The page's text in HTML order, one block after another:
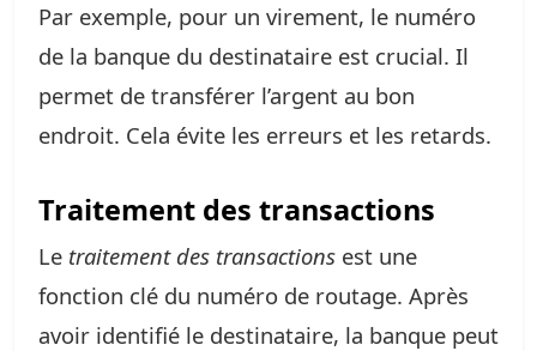
Par exemple, pour un virement, le numéro
de la banque du destinataire est crucial. Il
permet de transférer l’argent au bon
endroit. Cela évite les erreurs et les retards.
Traitement des transactions
Le traitement des transactions est une
fonction clé du numéro de routage. Après
avoir identifié le destinataire, la banque peut